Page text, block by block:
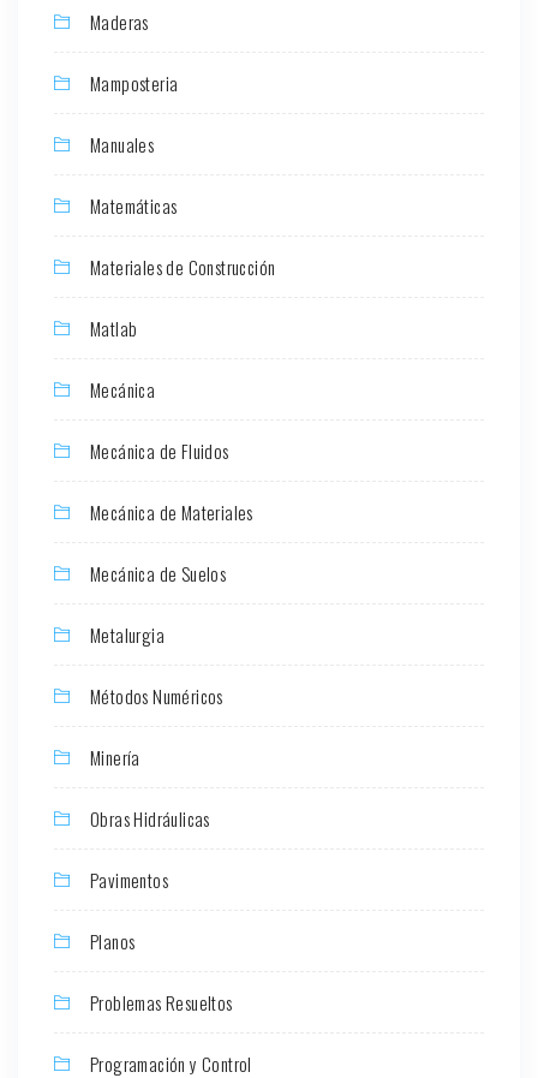
Maderas
Mamposteria
Manuales
Matemáticas
Materiales de Construcción
Matlab
Mecánica
Mecánica de Fluidos
Mecánica de Materiales
Mecánica de Suelos
Metalurgia
Métodos Numéricos
Minería
Obras Hidráulicas
Pavimentos
Planos
Problemas Resueltos
Programación y Control